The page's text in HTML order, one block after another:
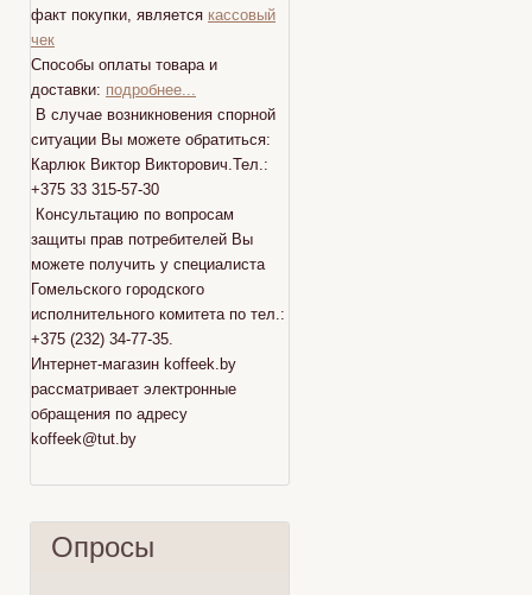
факт покупки, является кассовый
чек
Способы оплаты товара и
доставки: подробнее...
В случае возникновения спорной
ситуации Вы можете обратиться:
Карлюк Виктор Викторович.Тел.:
+375 33 315-57-30
Консультацию по вопросам
защиты прав потребителей Вы
можете получить у специалиста
Гомельского городского
исполнительного комитета по тел.:
+375 (232) 34-77-35.
Интернет-магазин koffeek.by
рассматривает электронные
обращения по адресу
koffeek@tut.by
Опросы